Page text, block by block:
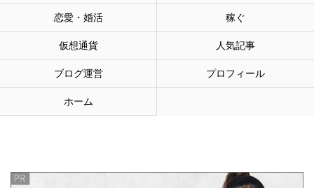
恋愛・婚活 稼ぐ
仮想通貨 人気記事
ブログ運営 プロフィール
ホーム